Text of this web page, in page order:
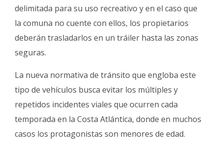
delimitada para su uso recreativo y en el caso que
la comuna no cuente con ellos, los propietarios
deberán trasladarlos en un tráiler hasta las zonas
seguras.
La nueva normativa de tránsito que engloba este
tipo de vehículos busca evitar los múltiples y
repetidos incidentes viales que ocurren cada
temporada en la Costa Atlántica, donde en muchos
casos los protagonistas son menores de edad.